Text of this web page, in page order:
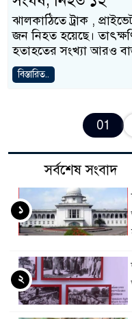
ঝালকাঠিতে ট্রাক ,
জন নিহত হয়েছে।
হতাহতের সংখ্যা আরও
বিস্তারিত..
01
সর্বশেষ সংবাদ
১
২